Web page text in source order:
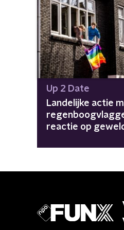
Up 2 Date
Landelijke actie
reactie op